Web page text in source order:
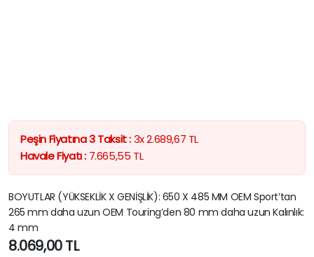
Peşin Fiyatına 3 Taksit :3x2.689,67 TL
Havale Fiyatı : 7.665,55 TL
BOYUTLAR (YÜKSEKLİK X GENİŞLİK): 650 X 485 MM OEM Sport’tan
265 mm daha uzun OEM Touring’den 80 mm daha uzun Kalınlık:
4 mm
8.069,00TL